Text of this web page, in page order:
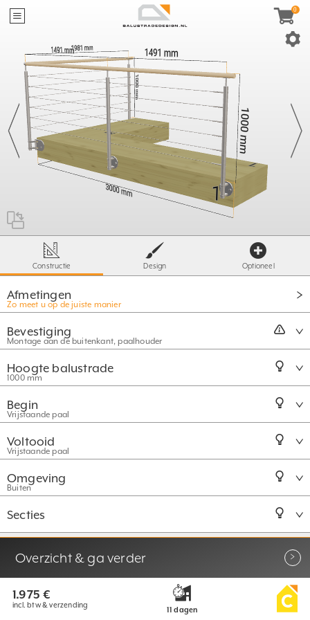
≥ 500mm
X =
≤ S
- 60mm X
Constructie Design Optioneel
Afmetingen
Zo meet u op de juiste manier
Bevestiging
Montage aan de buitenkant, paalhouder
Hoogte balustrade
1000 mm
Begin
Vrijstaande paal
Voltooid
Vrijstaande paal
Omgeving
Buiten
Secties
Overzicht & ga verder
1.975 €
incl. btw & verzending
11 dagen